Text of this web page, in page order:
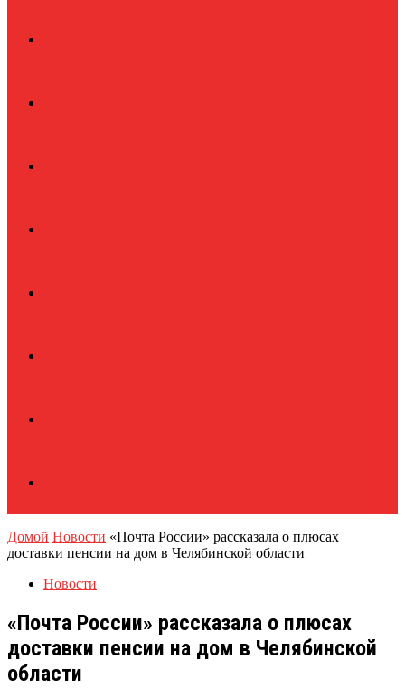
Домой Новости «Почта России» рассказала о плюсах
доставки пенсии на дом в Челябинской области
Новости
«Почта России» рассказала о плюсах
доставки пенсии на дом в Челябинской
области